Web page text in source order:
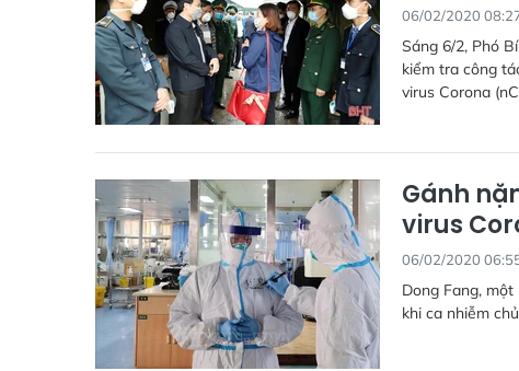
06/02/2020
Sáng 6/2, Phó
kiểm tra công
virus Corona
Gánh
virus
06/02/2020
Dong Fang,
khi ca nhiễm